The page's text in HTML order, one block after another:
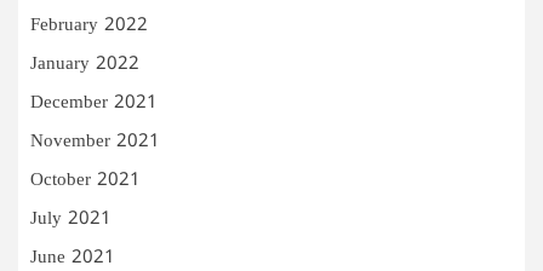
February 2022
January 2022
December 2021
November 2021
October 2021
July 2021
June 2021